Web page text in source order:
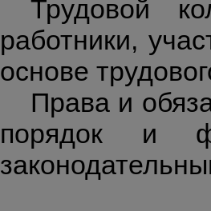
Трудовой
работники,
основе
Права и
порядок и